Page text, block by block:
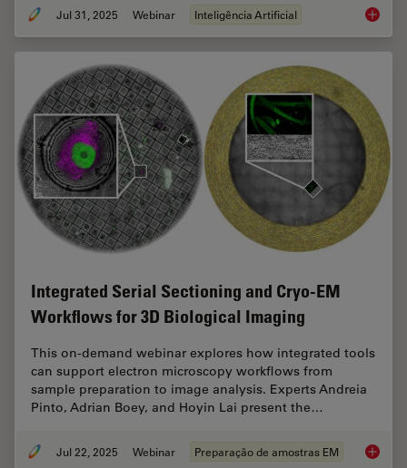
Jul 31, 2025 Webinar Inteligência Artificial
Integrated Serial Sectioning and Cryo-EM
Workflows for 3D Biological Imaging
This on-demand webinar explores how integrated tools
can support electron microscopy workflows from
sample preparation to image analysis. Experts Andreia
Pinto, Adrian Boey, and Hoyin Lai present the…
Jul 22, 2025 Webinar Preparação de amostras EM